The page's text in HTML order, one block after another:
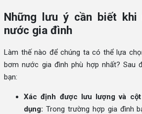
Những lưu ý cần biết khi
nước gia đình
Làm thế nào để chúng ta có thể lựa
bơm nước gia đình phù hợp nhất? Sau
bạn:
Xác định được lưu lượng và
dụng: Trong trường hợp gia đình